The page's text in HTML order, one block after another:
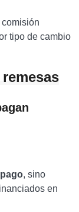
tipo de cambio
, sino
en